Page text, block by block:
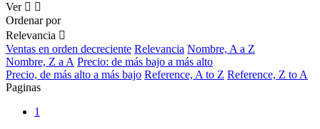
Ver  
Ordenar por
Relevancia 
Ventas en orden decreciente Relevancia Nombre, A a Z
Nombre, Z a A Precio: de más bajo a más alto
Precio, de más alto a más bajo Reference, A to Z Reference, Z to A
Paginas
1